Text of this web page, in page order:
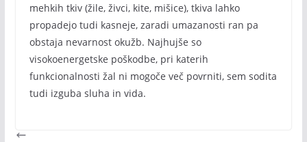
mehkih tkiv (žile, živci, kite, mišice), tkiva lahko
propadejo tudi kasneje, zaradi umazanosti ran pa
obstaja nevarnost okužb. Najhujše so
visokoenergetske poškodbe, pri katerih
funkcionalnosti žal ni mogoče več povrniti, sem sodita
tudi izguba sluha in vida.